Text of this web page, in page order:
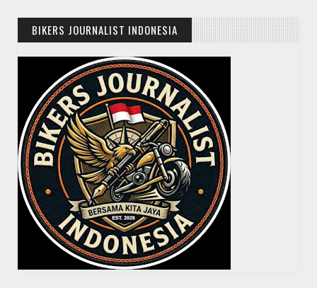
BIKERS JOURNALIST INDONESIA